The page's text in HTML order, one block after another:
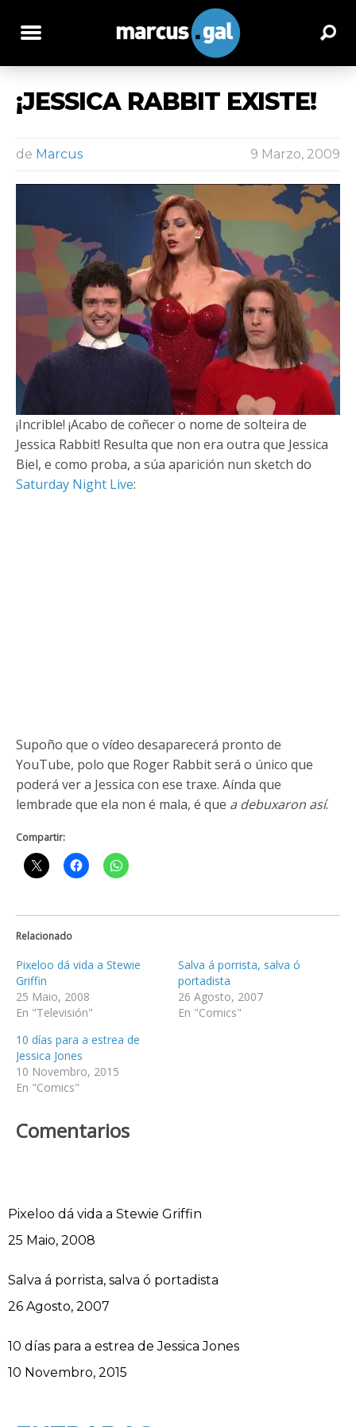
¡JESSICA RABBIT EXISTE!
de Marcus 9 Marzo, 2009
¡Incrible! ¡Acabo de coñecer o nome de solteira de
Jessica Rabbit! Resulta que non era outra que Jessica
Biel, e como proba, a súa aparición nun sketch do
Saturday Night Live:
Supoño que o vídeo desaparecerá pronto de
YouTube, polo que Roger Rabbit será o único que
poderá ver a Jessica con ese traxe. Aínda que
lembrade que ela non é mala, é que a debuxaron así.
Compartir:
Relacionado
Pixeloo dá vida a Stewie
Griffin
25 Maio, 2008
En "Televisión"
Salva á porrista, salva ó
portadista
26 Agosto, 2007
En "Comics"
10 días para a estrea de
Jessica Jones
10 Novembro, 2015
En "Comics"
Comentarios
Pixeloo dá vida a Stewie Griffin
Data
25 Maio, 2008
Salva á porrista, salva ó portadista
Data
26 Agosto, 2007
10 días para a estrea de Jessica Jones
Data
10 Novembro, 2015